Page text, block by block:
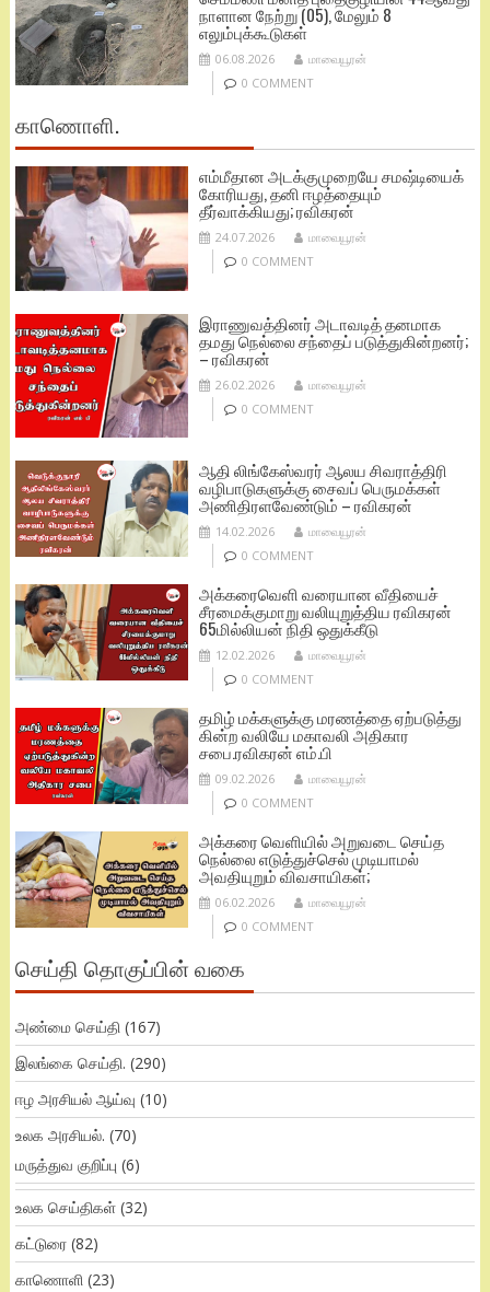
நாளான நேற்று (05), மேலும் 8
எலும்புக்கூடுகள்
06.08.2026
மாவையூரன்
0 COMMENT
காணொளி.
எம்மீதான அடக்குமுறையே சமஷ்டியைக்
கோரியது, தனி ஈழத்தையும்
தீர்வாக்கியது; ரவிகரன்
24.07.2026
மாவையூரன்
0 COMMENT
இராணுவத்தினர் அடாவடித் தனமாக
தமது நெல்லை சந்தைப் படுத்துகின்றனர்;
– ரவிகரன்
26.02.2026
மாவையூரன்
0 COMMENT
ஆதி லிங்கேஸ்வரர் ஆலய சிவராத்திரி
வழிபாடுகளுக்கு சைவப் பெருமக்கள்
அணிதிரளவேண்டும் – ரவிகரன்
14.02.2026
மாவையூரன்
0 COMMENT
அக்கரைவெளி வரையான வீதியைச்
சீரமைக்குமாறு வலியுறுத்திய ரவிகரன்
65மில்லியன் நிதி ஒதுக்கீடு
12.02.2026
மாவையூரன்
0 COMMENT
தமிழ் மக்களுக்கு மரணத்தை ஏற்படுத்து
கின்ற வலியே மகாவலி அதிகார
சபை.ரவிகரன் எம்.பி
09.02.2026
மாவையூரன்
0 COMMENT
அக்கரை வெளியில் அறுவடை செய்த
நெல்லை எடுத்துச்செல் முடியாமல்
அவதியுறும் விவசாயிகள்;
06.02.2026
மாவையூரன்
0 COMMENT
செய்தி தொகுப்பின் வகை
அண்மை செய்தி(167)
இலங்கை செய்தி. (290)
ஈழ அரசியல் ஆய்வு (10)
உலக அரசியல். (70)
மருத்துவ குறிப்பு (6)
உலக செய்திகள்(32)
கட்டுரை(82)
காணொளி(23)